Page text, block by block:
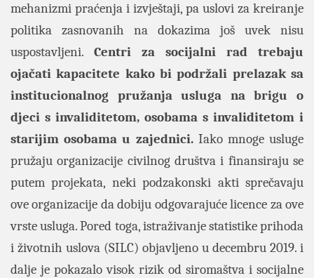
mehanizmi praćenja i izvještaji, pa uslovi za kreiranje
politika zasnovanih na dokazima još uvek nisu
uspostavljeni. Centri za socijalni rad trebaju
ojačati kapacitete kako bi podržali prelazak sa
institucionalnog pružanja usluga na brigu o
djeci s invaliditetom, osobama s invaliditetom i
starijim osobama u zajednici.Iako mnoge usluge
pružaju organizacije civilnog društva i finansiraju se
putem projekata, neki podzakonski akti sprečavaju
ove organizacije da dobiju odgovarajuće licence za ove
vrste usluga. Pored toga, istraživanje statistike prihoda
i životnih uslova (SILC) objavljeno u decembru 2019. i
dalje je pokazalo visok rizik od siromaštva i socijalne